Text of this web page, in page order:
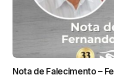
Nota de Falecimento –